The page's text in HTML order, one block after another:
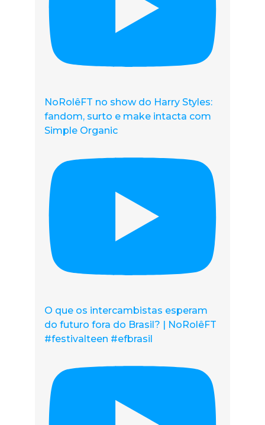
NoRolêFT no show do Harry Styles:
fandom, surto e make intacta com
Simple Organic
O que os intercambistas esperam
do futuro fora do Brasil? | NoRolêFT
#festivalteen #efbrasil